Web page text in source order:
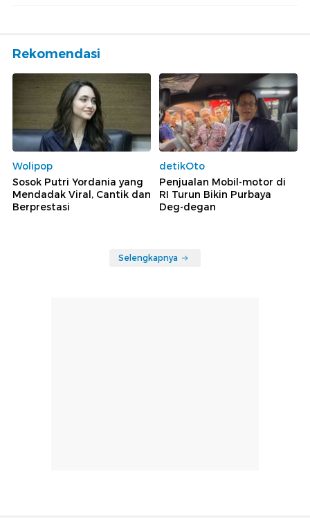
Rekomendasi
Wolipop
Sosok Putri Yordania yang
Mendadak Viral, Cantik dan
Berprestasi
detikOto
Penjualan Mobil-motor di
RI Turun Bikin Purbaya
Deg-degan
Selengkapnya